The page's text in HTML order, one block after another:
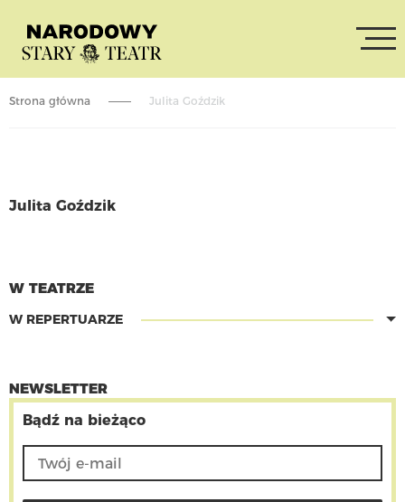
Strona główna Julita Goździk
Julita Goździk
W TEATRZE
W REPERTUARZE
NEWSLETTER
Bądź na bieżąco